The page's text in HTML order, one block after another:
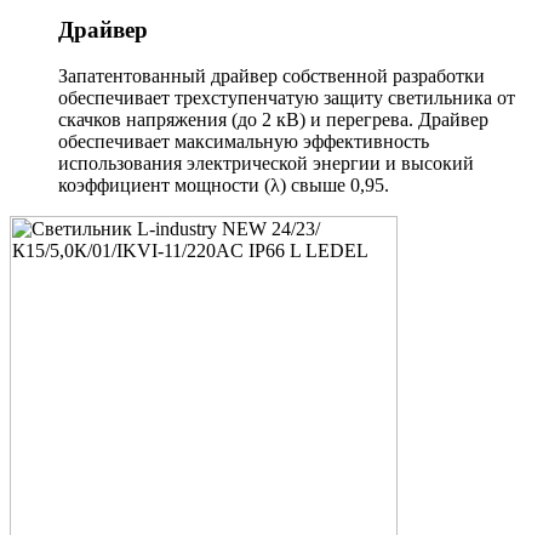
Драйвер
Запатентованный драйвер собственной разработки
обеспечивает трехступенчатую защиту светильника от
скачков напряжения (до 2 кВ) и перегрева. Драйвер
обеспечивает максимальную эффективность
использования электрической энергии и высокий
коэффициент мощности (λ) свыше 0,95.